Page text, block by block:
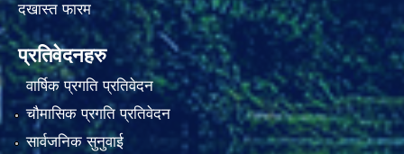
दखास्त फारम
प्रतिवेदनहरु
वार्षिक प्रगति प्रतिवेदन
चौमासिक प्रगति प्रतिवेदन
सार्वजनिक सुनुवाई